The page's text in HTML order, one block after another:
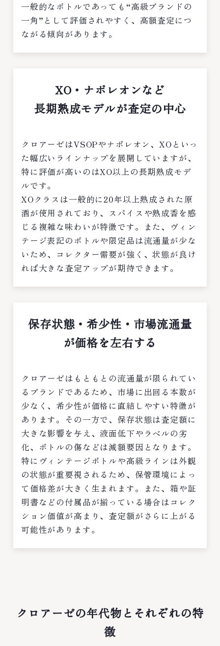
一般的なボトルであっても“高級ブランドの
一角”として評価されやすく、高額査定につ
ながる傾向があります。
XO・ナポレオンなど
長期熟成モデルが査定の中心
クロアーゼはVSOPやナポレオン、XOといっ
た幅広いラインナップを展開していますが、
特に評価が高いのはXO以上の長期熟成モデ
ルです。
XOクラスは一般的に20年以上熟成された原
酒が使用されており、スパイスや熟成香を感
じる複雑な味わいが特徴です。また、ヴィン
テージ表記のボトルや限定品は流通量が少な
いため、コレクター需要が強く、状態が良け
れば大きな査定アップが期待できます。
保存状態・希少性・市場流通量
が価格を左右する
クロアーゼはもともとの流通量が限られてい
るブランドであるため、市場に出回る本数が
少なく、希少性が価格に直結しやすい特徴が
あります。その一方で、保存状態は査定額に
大きな影響を与え、液面低下やラベルの劣
化、ボトルの傷などは減額要因となります。
特にヴィンテージボトルや高級ラインは外観
の状態が重要視されるため、保管環境によっ
て価格差が大きく生まれます。また、箱や証
明書などの付属品が揃っている場合はコレク
ション価値が高まり、査定額がさらに上がる
可能性があります。
クロアーゼの年代物とそれぞれの特
徴